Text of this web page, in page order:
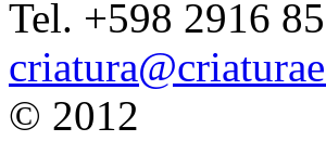
Tel. +598 2916
© 2012